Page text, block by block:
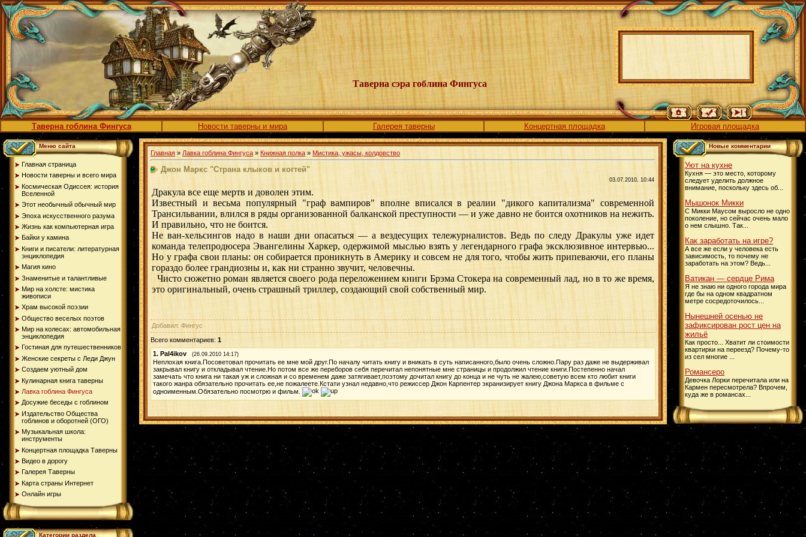
Таверна сэра гоблина Фингуса
Таверна гоблина Фингуса Новости таверны и мира Галерея таверны Концертная площадка Игровая площадка
Меню сайта
Главная страница
Новости таверны и всего мира
Космическая Одиссея: история
Вселенной
Этот необычный обычный мир
Эпоха искусственного разума
Жизнь как компьютерная игра
Байки у камина
Книги и писатели: литературная
энциклопедия
Магия кино
Знаменитые и талантливые
Мир на холсте: мистика
живописи
Храм высокой поэзии
Общество веселых поэтов
Мир на колесах: автомобильная
энциклопедия
Гостиная для путешественников
Женские секреты с Леди Джун
Создаем уютный дом
Кулинарная книга таверны
Лавка гоблина Фингуса
Досужие беседы с гоблином
Издательство Общества
гоблинов и оборотней (ОГО)
Музыкальная школа:
инструменты
Концертная площадка Таверны
Видео в дорогу
Галерея Таверны
Карта страны Интернет
Онлайн игры
Категории раздела
Главная » Лавка гоблина Фингуса » Книжная полка » Мистика, ужасы, колдовство
Джон Маркс "Страна клыков и когтей"
03.07.2010, 10:44
Дракула все еще мертв и доволен этим.
Известный и весьма популярный "граф вампиров" вполне вписался в реалии "дикого капитализма" современной
Трансильвании, влился в ряды организованной балканской преступности — и уже давно не боится охотников на нежить.
И правильно, что не боится.
Не ван-хельсингов надо в наши дни опасаться — а вездесущих тележурналистов. Ведь по следу Дракулы уже идет
команда телепродюсера Эвангелины Харкер, одержимой мыслью взять у легендарного графа эксклюзивное интервью...
Но у графа свои планы: он собирается проникнуть в Америку и совсем не для того, чтобы жить припеваючи, его планы
гораздо более грандиозны и, как ни странно звучит, человечны.
Чисто сюжетно роман является своего рода переложением книги Брэма Стокера на современный лад, но в то же время,
это оригинальный, очень страшный триллер, создающий свой собственный мир.
Добавил: Фингус
Всего комментариев: 1
1. Pal4ikov (26.09.2010 14:17)
Неплохая книга.Посоветовал прочитать ее мне мой друг.По началу читать книгу и вникать в суть написанного,было очень сложно.Пару раз даже не выдерживал
закрывал книгу и откладывал чтение.Но потом все же переборов себя перечитал непонятные мне страницы и продолжил чтение книги.Постепенно начал
замечать что книга ни такая уж и сложная и со временем даже затягивает,поэтому дочитал книгу до конца и не чуть не жалею,советую всем кто любит книги
такого жанра обязательно прочитать ее,не пожалеете.Кстати узнал недавно,что режиссер Джон Карпентер экранизирует книгу Джона Маркса в фильме с
одноименным.Обязательно посмотрю и фильм.
Новые комментарии
Уют на кухне
Кухня — это место, которому
следует уделить должное
внимание, поскольку здесь об...
Мышонок Микки
С Микки Маусом выросло не одно
поколение, но сейчас очень мало
о нем слышно. Так...
Как заработать на игре?
А все же если у человека есть
зависимость, то почему не
заработать на этом? Ведь...
Ватикан — сердце Рима
Я не знаю ни одного города мира
где бы на одном квадратном
метре сосредоточилось...
Нынешней осенью не
зафиксирован рост цен на
жильё
Как просто... Хватит ли стоимости
квартирки на переезд? Почему-то
из сел многие ...
Романсеро
Девочка Лорки перечитала или на
Кармен пересмотрела? Впрочем,
куда же в романсах...